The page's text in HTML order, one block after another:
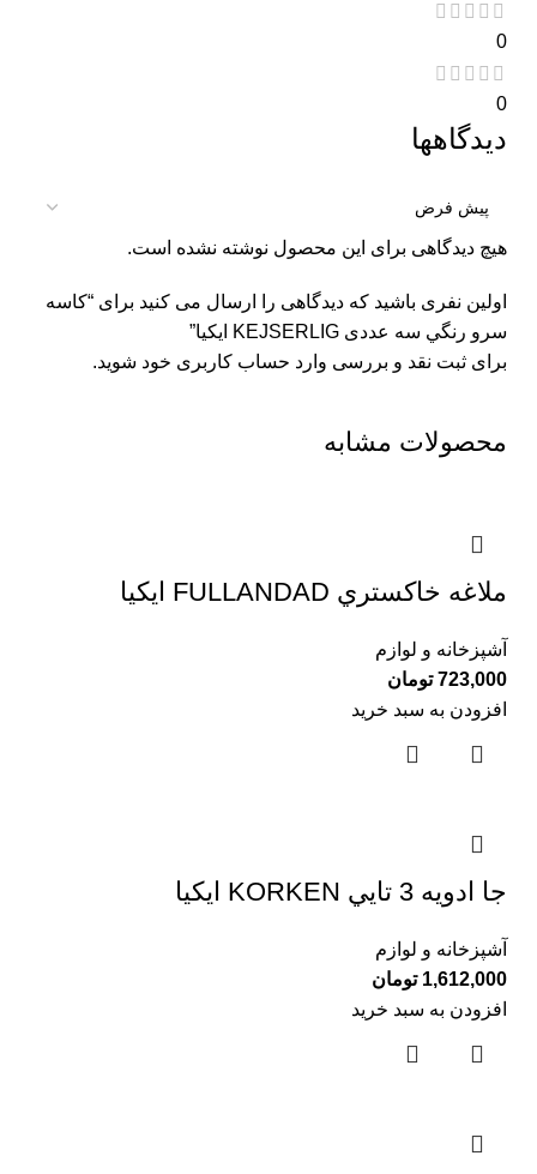
0
0
دیدگاهها
هیچ دیدگاهی برای این محصول نوشته نشده است.
اولین نفری باشید که دیدگاهی را ارسال می کنید برای “كاسه
سرو رنگي سه عددی KEJSERLIG ايكيا”
برای ثبت نقد و بررسی وارد حساب کاربری خود شوید.
محصولات مشابه
ملاغه خاكستري FULLANDAD ايكيا
آشپزخانه و لوازم
723,000 تومان
افزودن به سبد خرید
جا ادويه 3 تايي KORKEN ايكيا
آشپزخانه و لوازم
1,612,000 تومان
افزودن به سبد خرید